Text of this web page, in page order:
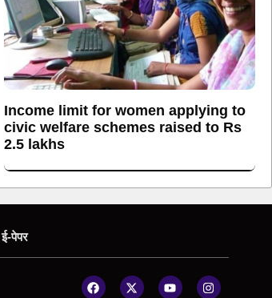
Income limit for women applying to
civic welfare schemes raised to Rs
2.5 lakhs
ई-पेपर